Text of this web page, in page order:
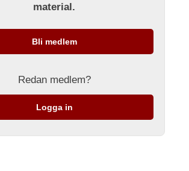
material.
Bli medlem
Redan medlem?
Logga in